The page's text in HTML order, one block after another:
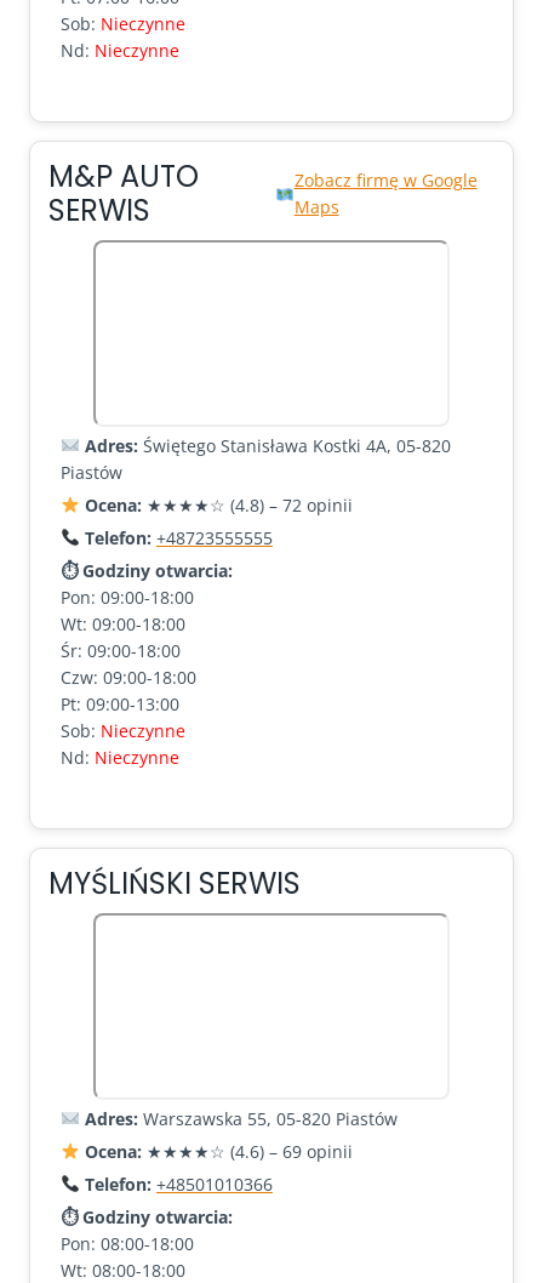
Sob: Nieczynne
Nd: Nieczynne
M&P AUTO
SERWIS
Zobacz firmę w Google
Maps
Adres: Świętego Stanisława Kostki 4A, 05-820
Piastów
Ocena: ★★★★☆ (4.8) – 72 opinii
Telefon: +48723555555
⏱ Godziny otwarcia:
Pon: 09:00-18:00
Wt: 09:00-18:00
Śr: 09:00-18:00
Czw: 09:00-18:00
Pt: 09:00-13:00
Sob: Nieczynne
Nd: Nieczynne
MYŚLIŃSKI SERWIS
Adres: Warszawska 55, 05-820 Piastów
Ocena: ★★★★☆ (4.6) – 69 opinii
Telefon: +48501010366
⏱ Godziny otwarcia:
Pon: 08:00-18:00
Wt: 08:00-18:00